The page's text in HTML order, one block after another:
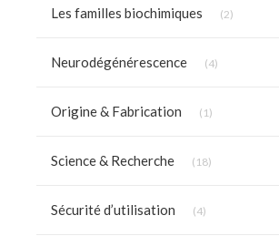
Les familles biochimiques (2)
Neurodégénérescence (4)
Origine & Fabrication (1)
Science & Recherche (18)
Sécurité d’utilisation (4)